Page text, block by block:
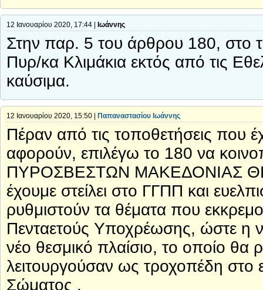
12 Ιανουαρίου 2020, 17:44 | Ιωάννης
Στην παρ. 5 του άρθρου 180, στο
Πυρ/κα Κλιμάκια εκτός από τις
καύσιμα.
12 Ιανουαρίου 2020, 15:50 | Παπαναστασίου Ιωάννης
Πέραν από τις τοποθετήσεις που
αφορούν, επιλέγω το 180 να
ΠΥΡΟΣΒΕΣΤΩΝ ΜΑΚΕΔΟΝΙΑΣ
έχουμε στείλει στο ΓΓΠΠ και
ρυθμιστούν τα θέματα που
Πενταετούς Υποχρέωσης, ώστε η
νέο θεσμικό πλαίσιο, το οποίο θα
λειτουργούσαν ως τροχοπέδη στο
Σώματος .